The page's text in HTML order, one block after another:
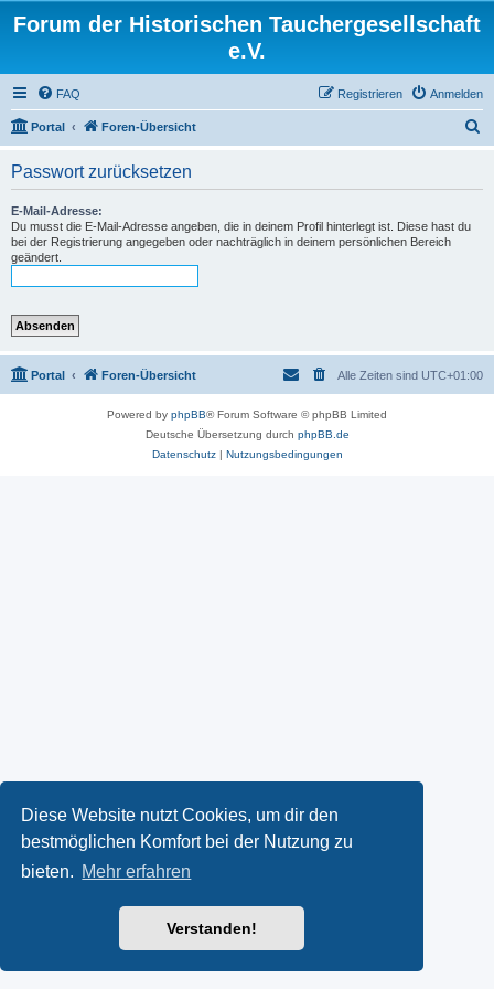
Diese Website nutzt Cookies, um dir den
bestmöglichen Komfort bei der Nutzung zu
bieten. Mehr erfahren
Verstanden!
Forum der Historischen Tauchergesellschaft
e.V.
FAQ Anmelden
Registrieren
Portal Foren-Übersicht
Passwort zurücksetzen
E-Mail-Adresse:
Du musst die E-Mail-Adresse angeben, die in deinem Profil hinterlegt ist. Diese hast du
bei der Registrierung angegeben oder nachträglich in deinem persönlichen Bereich
geändert.
Portal Foren-Übersicht Alle Zeiten sind UTC+01:00
Powered by phpBB® Forum Software © phpBB Limited
Deutsche Übersetzung durch phpBB.de
Datenschutz| Nutzungsbedingungen